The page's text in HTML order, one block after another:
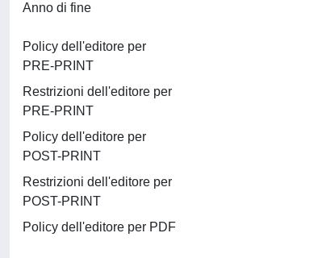
Anno di fine
Policy dell'editore per
PRE-PRINT
Restrizioni dell'editore per
PRE-PRINT
Policy dell'editore per
POST-PRINT
Restrizioni dell'editore per
POST-PRINT
Policy dell'editore per PDF